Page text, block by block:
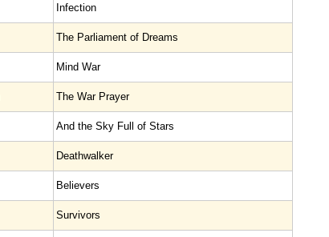
Infection
The Parliament of Dreams
Mind War
The War Prayer
And the Sky Full of Stars
Deathwalker
Believers
Survivors